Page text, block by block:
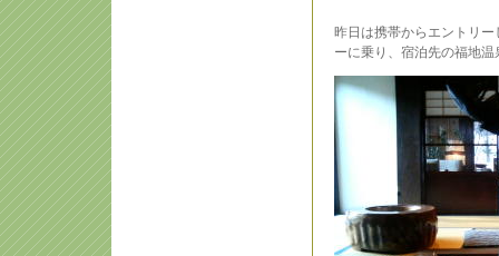
昨日は携帯からエントリ
ーに乗り、宿泊先の福地